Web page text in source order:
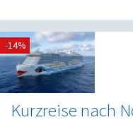
Kurzreise nach
-14%